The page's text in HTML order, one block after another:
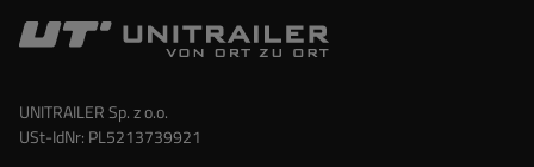
UNITRAILER Sp. z o.o.
USt-IdNr: PL5213739921